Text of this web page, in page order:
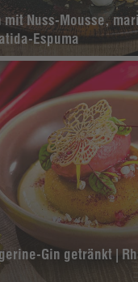
mit Nuss-Mousse,
Espuma
Gin getränkt |